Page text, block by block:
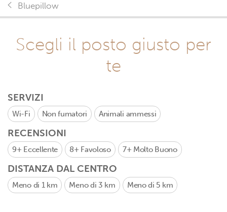
Bluepillow
Scegli il posto giusto per
te
SERVIZI
Wi-Fi Non fumatori Animali ammessi
RECENSIONI
9+ Eccellente 8+ Favoloso 7+ Molto Buono
DISTANZA DAL CENTRO
Meno di 1 km Meno di 3 km Meno di 5 km